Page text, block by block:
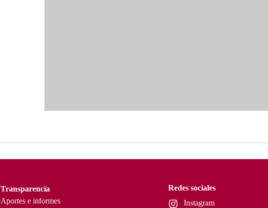
Transparencia
Aportes e informes
Redes sociales
Instagram